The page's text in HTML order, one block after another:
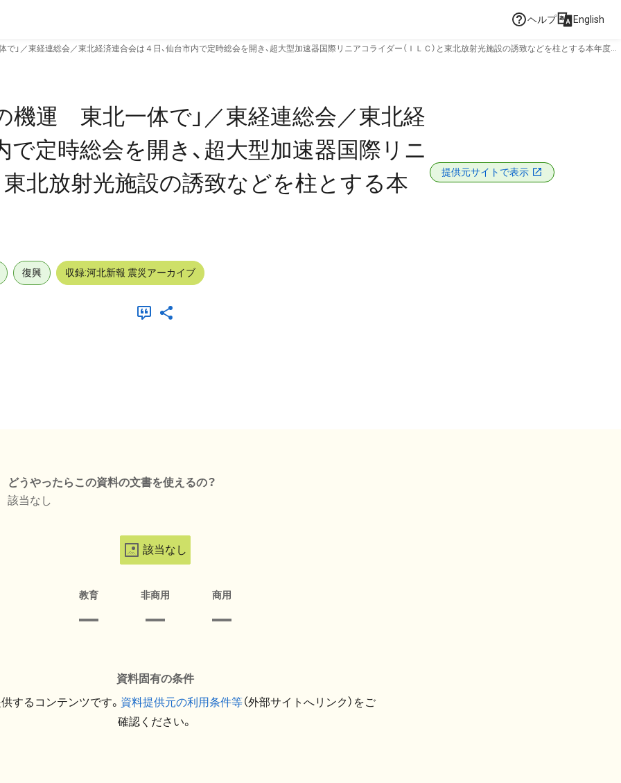
ヘルプ English
」／東経連総会／東北経済連合会は４日、仙台市内で定時総会を開き、超大型加速器国際リニアコライダー（ＩＬＣ）と東北放射光施設の誘致などを柱とする本年度事
機運 東北一体で」／東経連総会／東北経
で定時総会を開き、超大型加速器国際リニ
東北放射光施設の誘致などを柱とする本
提供元サイトで表示
復興 収録:河北新報 震災アーカイブ
どうやったらこの資料の文書を使えるの？
該当なし
該当なし
教育 非商用 商用
資料固有の条件
するコンテンツです。 資料提供元の利用条件等（外部サイトへリンク）をご
確認ください。